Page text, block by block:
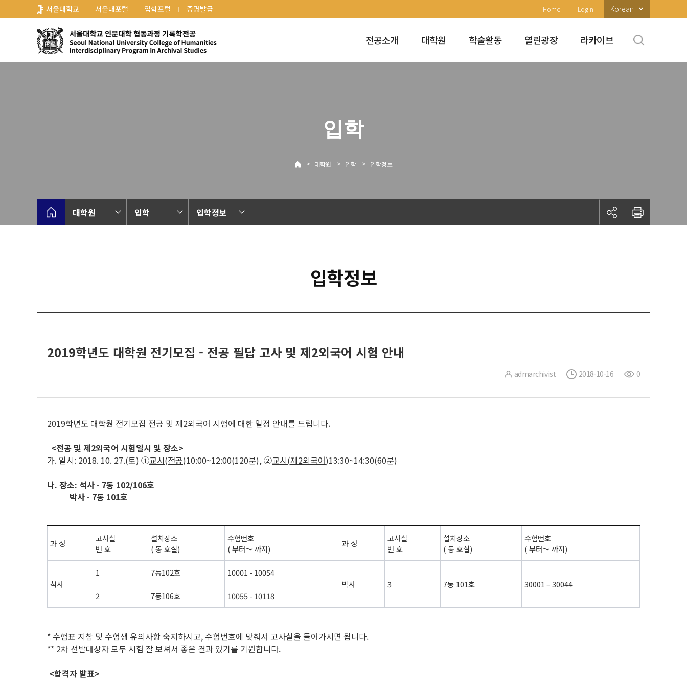
로
서울대학교 서울대포털 입학포털 증명발급 Home Login Korean
전공소개 대학원 학술활동 열린광장 라카이브
입학
> 대학원 > 입학 > 입학정보
대학원 입학 입학정보
입학정보
2019학년도 대학원 전기모집 - 전공 필답 고사 및 제2외국어 시험 안내
admarchivist 2018-10-16 0
2019학년도 대학원 전기모집 전공 및 제2외국어 시험에 대한 일정 안내를 드립니다.
<전공 및 제2외국어 시험일시 및 장소>
가. 일시: 2018. 10. 27.(토) ①교시(전공)10:00~12:00(120분), ②교시(제2외국어)13:30~14:30(60분)
나. 장소: 석사 - 7동 102/106호
박사 - 7동 101호
과 정
고사실
번 호
설치장소
(동 호실)
수험번호
(부터～ 까지)
과 정
고사실
번 호
설치장소
(동 호실)
수험번호
(부터～ 까지)
석사
1 7동102호
10001 - 10054
박사
3 7동 101호 30001 –30044
2
7동106호 10055 - 10118
* 수험표 지참 및 수험생 유의사항 숙지하시고, 수험번호에 맞춰서 고사실을 들어가시면 됩니다.
** 2차 선발대상자 모두 시험 잘 보셔서 좋은 결과 있기를 기원합니다.
<합격자 발표>